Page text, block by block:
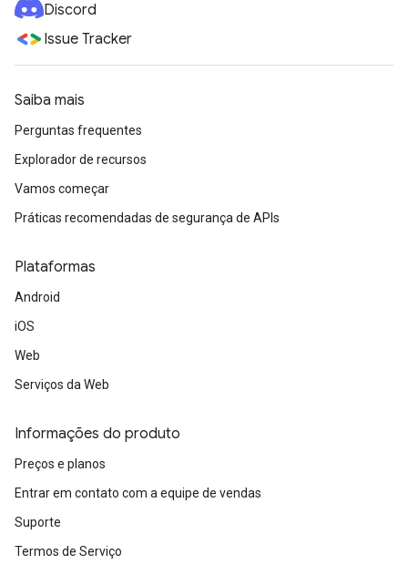
Discord
Issue Tracker
Saiba mais
Perguntas frequentes
Explorador de recursos
Vamos começar
Práticas recomendadas de segurança de APIs
Plataformas
Android
iOS
Web
Serviços da Web
Informações do produto
Preços e planos
Entrar em contato com a equipe de vendas
Suporte
Termos de Serviço